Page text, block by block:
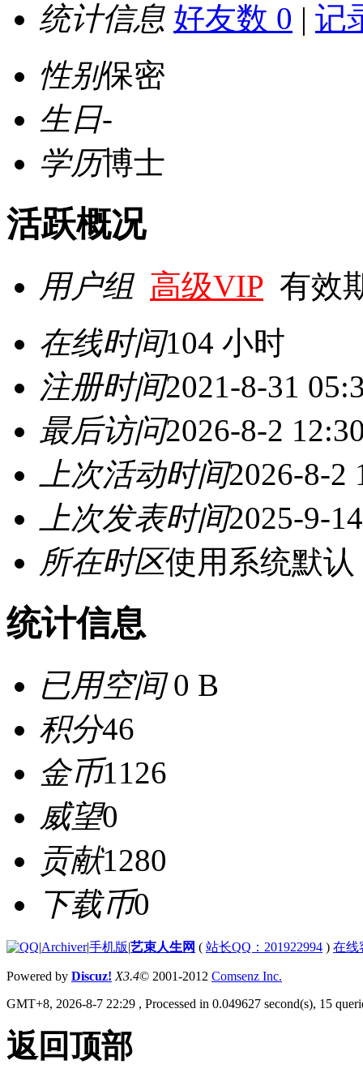
统计信息 好友数 0 | 记
性别保密
生日-
学历博士
活跃概况
用户组 高级VIP 有效
在线时间104 小时
注册时间2021-8-31
最后访问2026-8-2
上次活动时间2026-8-2
上次发表时间2025-9-
所在时区使用系统默认
统计信息
已用空间0 B
积分46
金币1126
威望0
贡献1280
下载币0
|Archiver|手机版|艺束人生网 ( 站长QQ：201922994 ) 在线
Powered by Discuz! X3.4© 2001-2012 Comsenz Inc.
GMT+8, 2026-8-7 22:29 , Processed in 0.049627 second(s), 15
返回顶部